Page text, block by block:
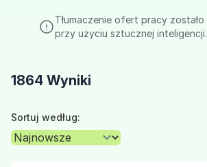
Tłumaczenie ofert pracy
przy użyciu sztucznej inteligencji.
1864 Wyniki
Sortuj według: